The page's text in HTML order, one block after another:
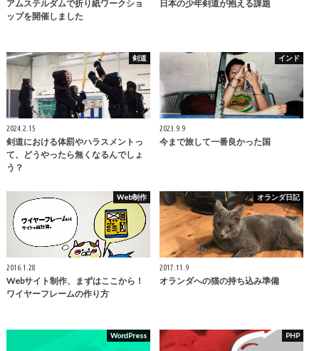
アムステルダムで折り紙ワークショ
ップを開催しました
日本の少年剣道が抱える課題
剣道
2024.2.15
剣道における体罰やハラスメントっ
て、どうやったら無くなるんでしょ
う？
インド
2023.9.9
今まで旅して一番良かった国
Web制作
2016.1.28
Webサイト制作、まずはここから！
ワイヤーフレームの作り方
オランダ日記
2017.11.9
オランダへの猫の持ち込み準備
WordPress PHP